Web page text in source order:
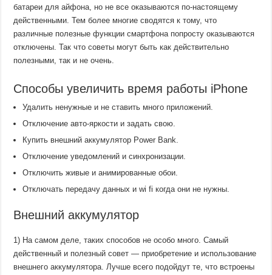
батареи для айфона, но не все оказываются по-настоящему
действенными. Тем более многие сводятся к тому, что
различные полезные функции смартфона попросту оказываются
отключены. Так что советы могут быть как действительно
полезными, так и не очень.
Способы увеличить время работы iPhone
Удалить ненужные и не ставить много приложений.
Отключение авто-яркости и задать свою.
Купить внешний аккумулятор Power Bank.
Отключение уведомлений и синхронизации.
Отключить живые и анимированные обои.
Отключать передачу данных и wi fi когда они не нужны.
Внешний аккумулятор
1) На самом деле, таких способов не особо много. Самый
действенный и полезный совет — приобретение и использование
внешнего аккумулятора. Лучше всего подойдут те, что встроены